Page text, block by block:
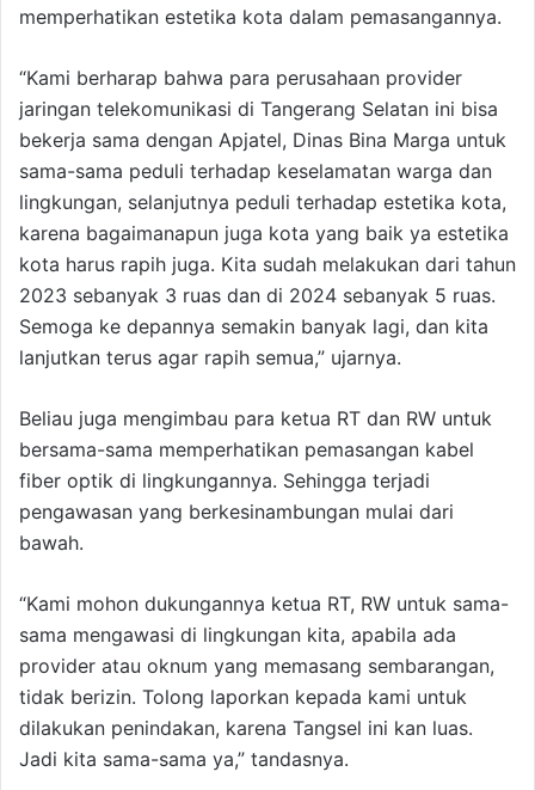
memperhatikan estetika kota dalam pemasangannya.
“Kami berharap bahwa para perusahaan provider
jaringan telekomunikasi di Tangerang Selatan ini bisa
bekerja sama dengan Apjatel, Dinas Bina Marga untuk
sama-sama peduli terhadap keselamatan warga dan
lingkungan, selanjutnya peduli terhadap estetika kota,
karena bagaimanapun juga kota yang baik ya estetika
kota harus rapih juga. Kita sudah melakukan dari tahun
2023 sebanyak 3 ruas dan di 2024 sebanyak 5 ruas.
Semoga ke depannya semakin banyak lagi, dan kita
lanjutkan terus agar rapih semua,” ujarnya.
Beliau juga mengimbau para ketua RT dan RW untuk
bersama-sama memperhatikan pemasangan kabel
fiber optik di lingkungannya. Sehingga terjadi
pengawasan yang berkesinambungan mulai dari
bawah.
“Kami mohon dukungannya ketua RT, RW untuk sama-
sama mengawasi di lingkungan kita, apabila ada
provider atau oknum yang memasang sembarangan,
tidak berizin. Tolong laporkan kepada kami untuk
dilakukan penindakan, karena Tangsel ini kan luas.
Jadi kita sama-sama ya,” tandasnya.